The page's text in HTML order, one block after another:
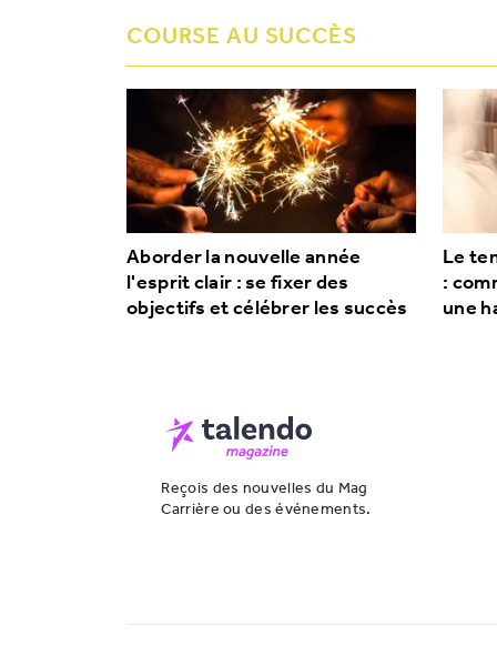
COURSE AU SUCCÈS
Aborder la nouvelle année
l'esprit clair : se fixer des
objectifs et célébrer les succès
Le
:
une
Reçois des nouvelles du Mag
Carrière ou des événements.